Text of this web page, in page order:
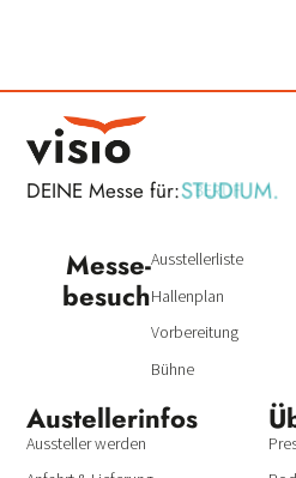
DEINE Messe für: BERUF.
STUDIUM.
Messe­
besuch
Ausstellerliste
Hallenplan
Vorbereitung
Bühne
Austeller­infos
Aussteller werden